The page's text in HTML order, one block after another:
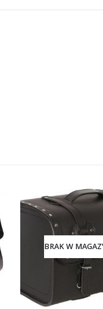
BRAK W